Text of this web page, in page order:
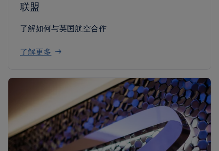
联盟
了解如何与英国航空合作
了解更多